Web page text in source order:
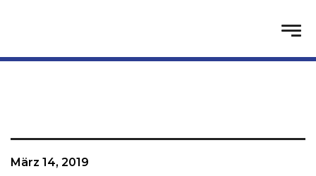
März 14, 2019